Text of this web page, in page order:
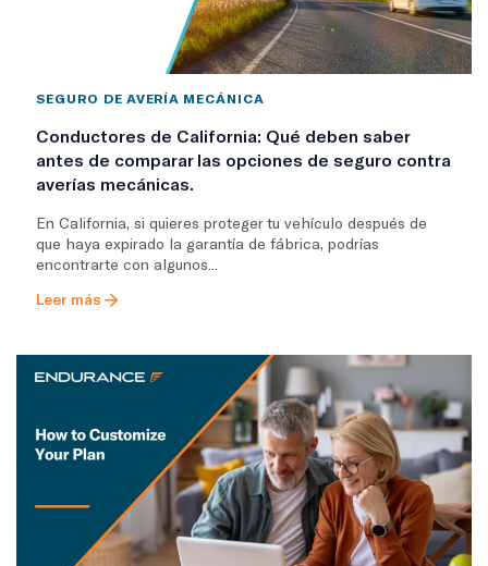
SEGURO DE AVERÍA MECÁNICA
Conductores de California: Qué deben saber
antes de comparar las opciones de seguro contra
averías mecánicas.
En California, si quieres proteger tu vehículo después de
que haya expirado la garantía de fábrica, podrías
encontrarte con algunos...
Leer más